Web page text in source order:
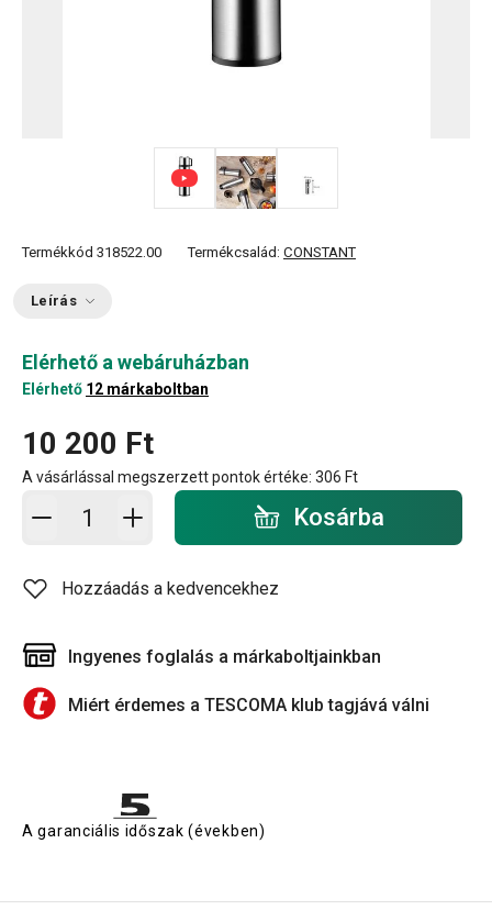
Termékkód 318522.00 Termékcsalád: CONSTANT
Leírás
Elérhető a webáruházban
Elérhető 12 márkaboltban
10 200 Ft
A vásárlással megszerzett pontok értéke: 306 Ft
Kosárba - mennyiség Kosárba
Hozzáadás a kedvencekhez
Ingyenes foglalás a márkaboltjainkban
Miért érdemes a TESCOMA klub tagjává válni
A garanciális időszak (években)